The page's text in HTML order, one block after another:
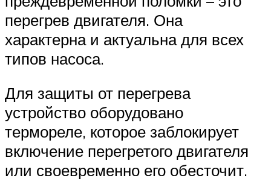
перегрев двигателя. Она
характерна и актуальна для всех
типов насоса.
Для защиты от перегрева
устройство оборудовано
термореле, которое заблокирует
включение перегретого двигателя
или своевременно его обесточит.